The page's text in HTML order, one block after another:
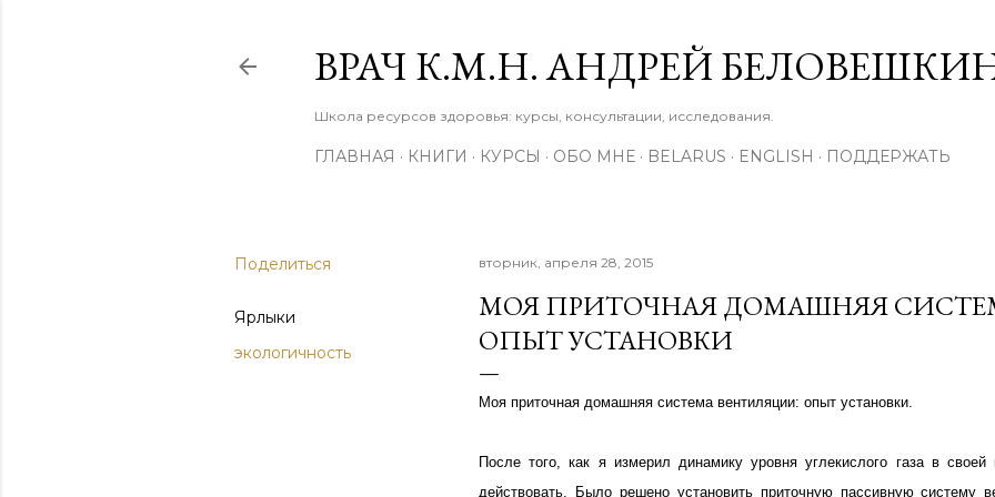
ВРАЧ К.М.Н. АНДРЕЙ
Школа ресурсов здоровья: курсы, консультации, исследования.
ГЛАВНАЯ КНИГИ КУРСЫ ОБО МНЕ BELARUS ENGLISH ПОДДЕРЖАТЬ
Поделиться
Ярлыки
экологичность
вторник, апреля 28, 2015
МОЯ ПРИТОЧНАЯ ДОМАШНЯЯ
ОПЫТ УСТАНОВКИ
Моя приточная домашняя система вентиляции: опыт установки.
После того, как я измерил динамику уровня углекислого газа в
действовать. Было решено установить приточную пассивную систему